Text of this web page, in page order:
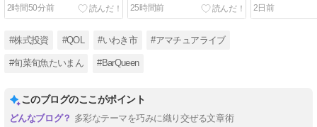
2時間50分前
25時間前
2日前
#株式投資 #QOL #いわき市 #アマチュアライブ
#旬菜旬魚たいまん #BarQueen
このブログのここがポイント
多彩なテーマを巧みに織り交ぜる文章術